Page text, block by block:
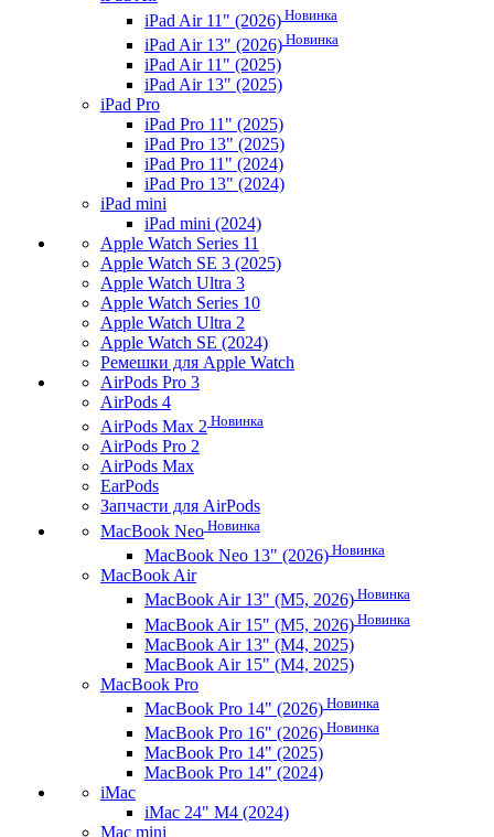
iPad Air 11" (2026) Новинка
iPad Air 13" (2026) Новинка
iPad Air 11" (2025)
iPad Air 13" (2025)
iPad Pro
iPad Pro 11" (2025)
iPad Pro 13" (2025)
iPad Pro 11" (2024)
iPad Pro 13" (2024)
iPad mini
iPad mini (2024)
Apple Watch Series 11
Apple Watch SE 3 (2025)
Apple Watch Ultra 3
Apple Watch Series 10
Apple Watch Ultra 2
Apple Watch SE (2024)
Ремешки для Apple Watch
AirPods Pro 3
AirPods 4
AirPods Max 2 Новинка
AirPods Pro 2
AirPods Max
EarPods
Запчасти для AirPods
MacBook Neo Новинка
MacBook Neo 13" (2026) Новинка
MacBook Air
MacBook Air 13" (M5, 2026) Новинка
MacBook Air 15" (M5, 2026) Новинка
MacBook Air 13" (M4, 2025)
MacBook Air 15" (M4, 2025)
MacBook Pro
MacBook Pro 14" (2026) Новинка
MacBook Pro 16" (2026) Новинка
MacBook Pro 14" (2025)
MacBook Pro 14" (2024)
iMac
iMac 24" M4 (2024)
Mac mini